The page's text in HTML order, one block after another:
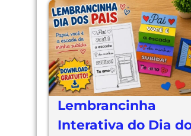
Lembrancinha
Interativa do Dia